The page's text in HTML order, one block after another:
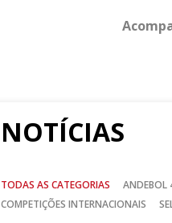
NOTÍCIAS
TODAS AS CATEGORIAS ANDEBOL
COMPETIÇÕES INTERNACIONAIS